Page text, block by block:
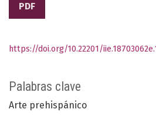
PDF
Palabras clave
Arte prehispánico
https://doi.org/10.22201/